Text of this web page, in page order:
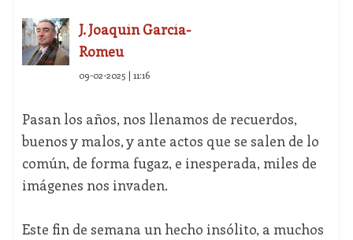
J. Joaquín García-
Romeu
09-02-2025 | 11:16
Pasan los años, nos llenamos de recuerdos,
buenos y malos, y ante actos que se salen de lo
común, de forma fugaz, e inesperada, miles de
imágenes nos invaden.
Este fin de semana un hecho insólito, a muchos